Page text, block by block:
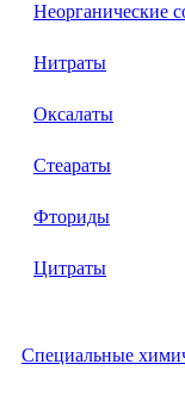
Неорганические
Нитраты
Оксалаты
Стеараты
Фториды
Цитраты
Специальные